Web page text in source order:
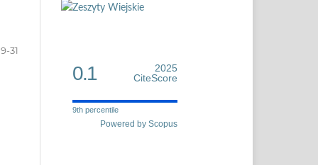
9-31
0.1
2025
CiteScore
9th percentile
Powered by Scopus